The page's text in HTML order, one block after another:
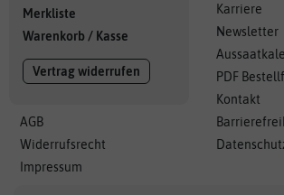
Merkliste
Warenkorb / Kasse
Vertrag widerrufen
AGB
Widerrufsrecht
Impressum
Karriere
Newsletter
PDF
Kontakt